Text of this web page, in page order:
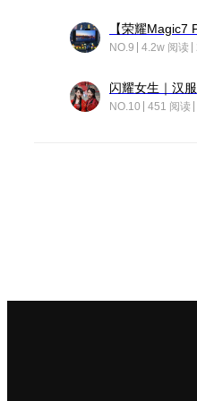
NO.9 4.2w 阅读
闪耀女生｜汉服
NO.10 451 阅读